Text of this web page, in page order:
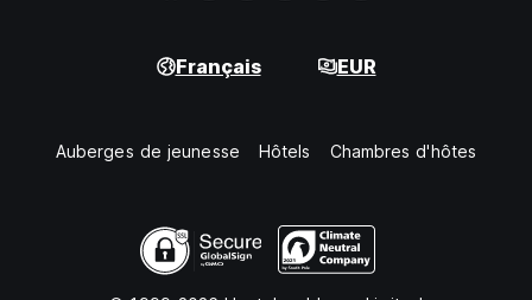
Français EUR
Auberges de jeunesse Hôtels Chambres d'hôtes